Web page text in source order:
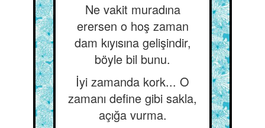
Ne vakit muradına
erersen o hoş zaman
dam kıyısına gelişindir,
böyle bil bunu.
İyi zamanda kork... O
zamanı define gibi sakla,
açığa vurma.